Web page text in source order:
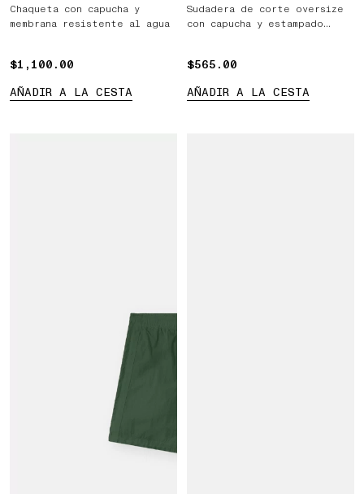
Chaqueta con capucha y
membrana resistente al agua
$1,100.00
$1,100.00
AÑADIR A LA CESTA
Sudadera de corte oversize
con capucha y estampado
$565.00
$565.00
AÑADIR A LA CESTA